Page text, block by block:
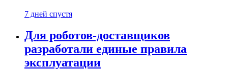
7 дней спустя
Для роботов-доставщиков
разработали единые правила
эксплуатации